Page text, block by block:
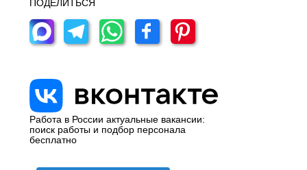
ПОДЕЛИТЬСЯ
Работа в России актуальные вакансии:
поиск работы и подбор персонала
бесплатно